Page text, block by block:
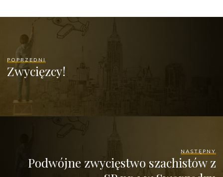
POPRZEDNI
Zwycięzcy!
NASTĘPNY
Podwójne zwycięstwo szachistów z